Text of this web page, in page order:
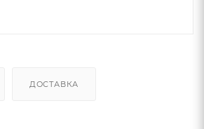
ДОСТАВКА